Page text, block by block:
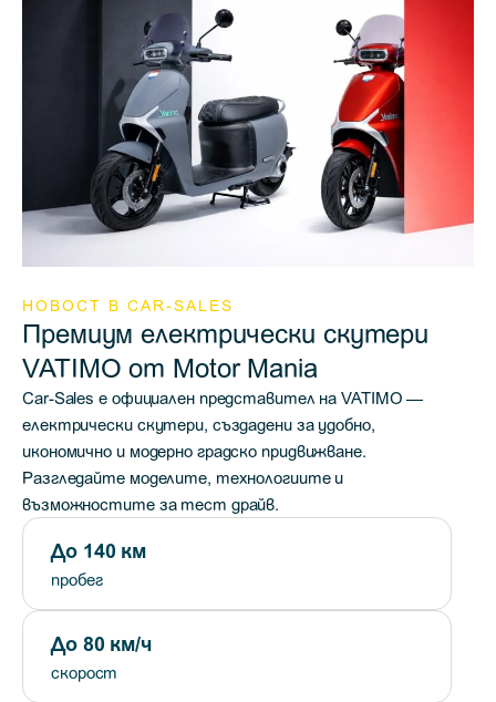
НОВОСТ В CAR-SALES
Премиум електрически скутери
VATIMO от Motor Mania
Car-Sales е официален представител на VATIMO —
електрически скутери, създадени за удобно,
икономично и модерно градско придвижване.
Разгледайте моделите, технологиите и
възможностите за тест драйв.
До 140 км
пробег
До 80 км/ч
скорост